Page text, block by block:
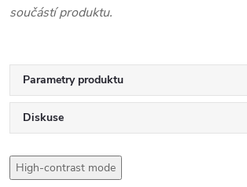
součástí produktu.
Parametry produktu
Diskuse
High-contrast mode